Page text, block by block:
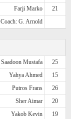
Farji Marko
21
Coach: G. Arnold
Saadoon Mustafa
25
Yahya Ahmed
15
Putros Frans
26
Sher Aimar
20
Yakob Kevin
19